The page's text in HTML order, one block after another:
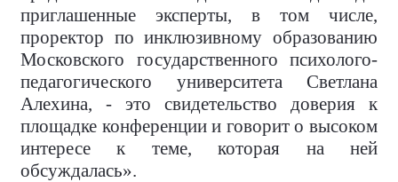
приглашенные эксперты, в том числе,
проректор по инклюзивному образованию
Московского государственного психолого-
педагогического университета Светлана
Алехина, - это свидетельство доверия к
площадке конференции и говорит о высоком
интересе к теме, которая на ней
обсуждалась».